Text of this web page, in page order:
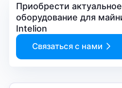
Приобрести
оборудование для
Intelion
Связаться с нами